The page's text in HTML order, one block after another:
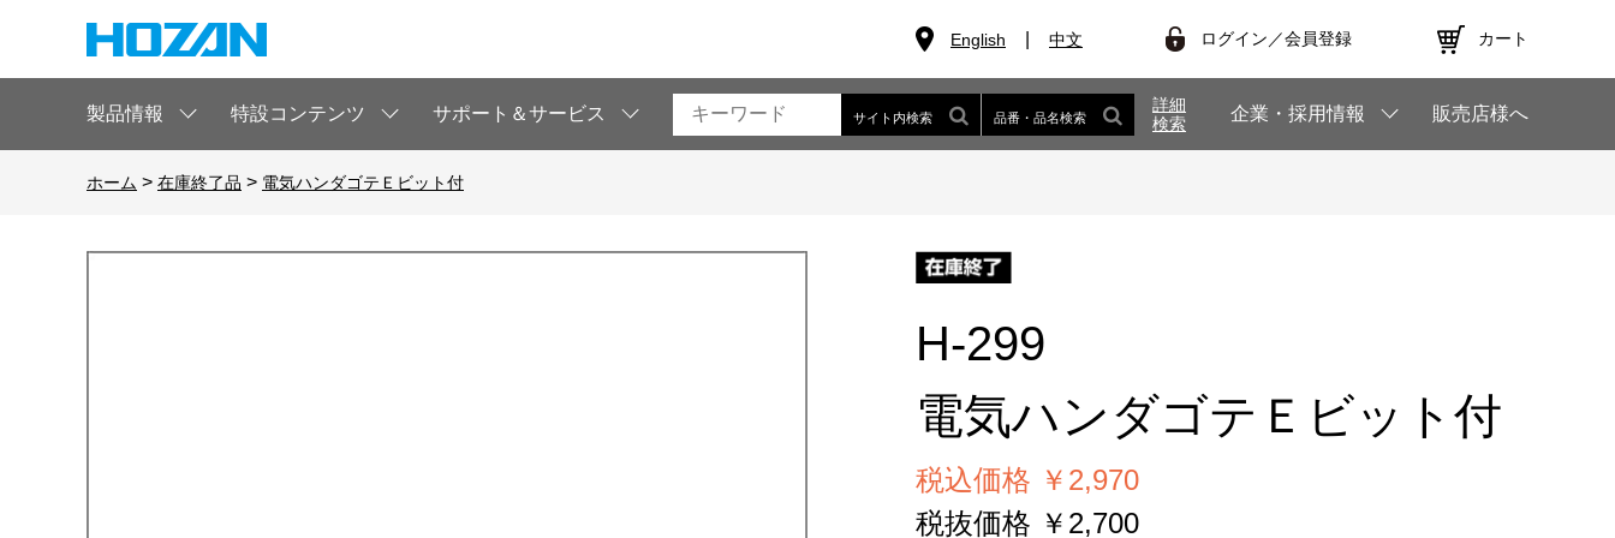
English 中文 ログイン／会員登録 カート
製品情報 特設コンテンツ サポート＆サービス サイト内検索 品番・品名検索
詳細
検索
企業・採用情報 販売店様へ
ホーム > 在庫終了品 > 電気ハンダゴテＥビット付
H-299
電気ハンダゴテＥビット付
税込価格 ￥2,970
税抜価格 ￥2,700